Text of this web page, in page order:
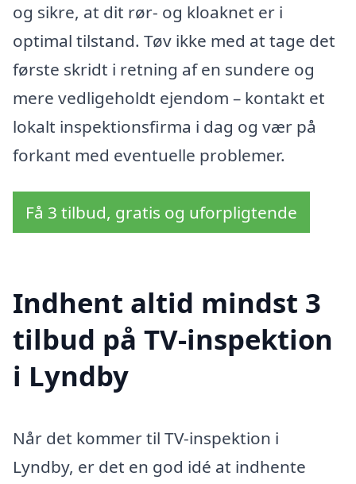
og sikre, at dit rør- og kloaknet er i
optimal tilstand. Tøv ikke med at tage det
første skridt i retning af en sundere og
mere vedligeholdt ejendom – kontakt et
lokalt inspektionsfirma i dag og vær på
forkant med eventuelle problemer.
Få 3 tilbud, gratis og uforpligtende
Indhent altid mindst 3
tilbud på TV-inspektion
i Lyndby
Når det kommer til TV-inspektion i
Lyndby, er det en god idé at indhente